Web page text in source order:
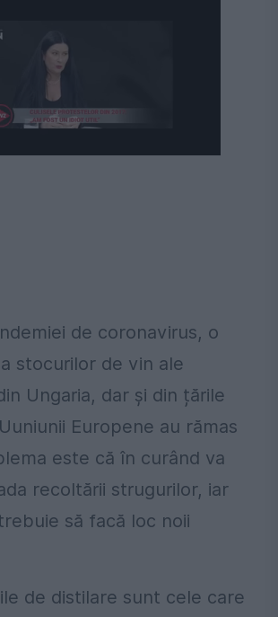
de coronavirus, o
stocurilor de vin ale
Ungaria, dar și din țările
Europene au rămas
este că în curând va
recoltării strugurilor, iar
să facă loc noii
de distilare sunt cele care